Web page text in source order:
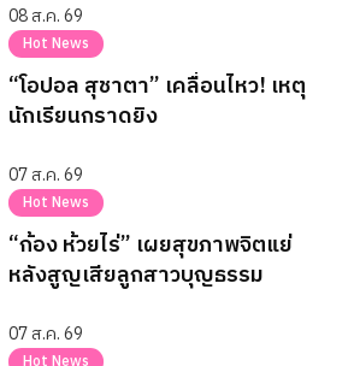
08 ส.ค. 69
Hot News
“โอปอล สุชาตา” เคลื่อนไหว! เหตุ
นักเรียนกราดยิง
07 ส.ค. 69
Hot News
“ก้อง ห้วยไร่” เผยสุขภาพจิตแย่
หลังสูญเสียลูกสาวบุญธรรม
07 ส.ค. 69
Hot News